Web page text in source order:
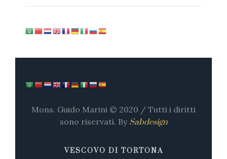
Mons. Guido Marini © 2020 / Tutti i diritti
sono riservati. By Sabdesign
VESCOVO DI TORTONA